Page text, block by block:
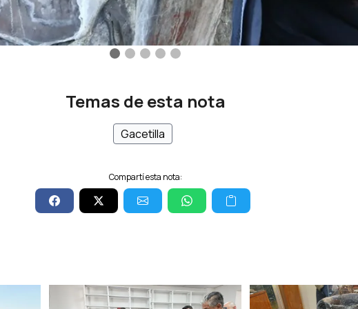
Temas de esta nota
Gacetilla
Compartí esta nota: